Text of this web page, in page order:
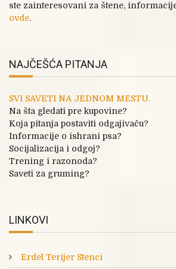
ste zainteresovani za štene,
ovde.
NAJČEŠĆA PITANJA
SVI SAVETI NA JEDNOM MESTU.
Na šta gledati pre kupovine?
Koja pitanja postaviti odgajivaču?
Informacije o ishrani psa?
Socijalizacija i odgoj?
Trening i razonoda?
Saveti za gruming?
LINKOVI
Erdel Terijer Stenci